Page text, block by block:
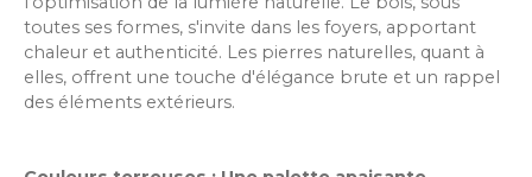
toutes ses formes, s'invite dans les foyers, apportant
chaleur et authenticité. Les pierres naturelles, quant à
elles, offrent une touche d'élégance brute et un rappel
des éléments extérieurs.